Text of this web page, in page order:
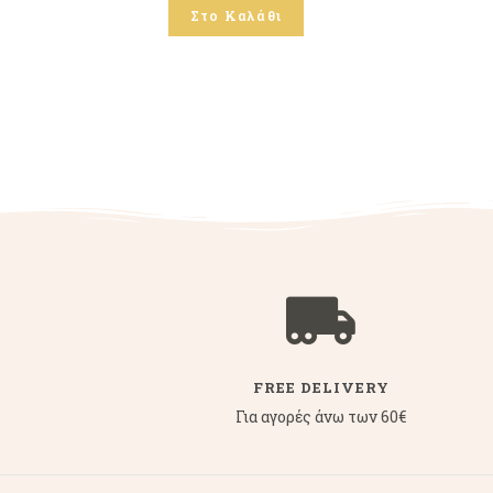
Στο Καλάθι
FREE DELIVERY
Για αγορές άνω των 60€